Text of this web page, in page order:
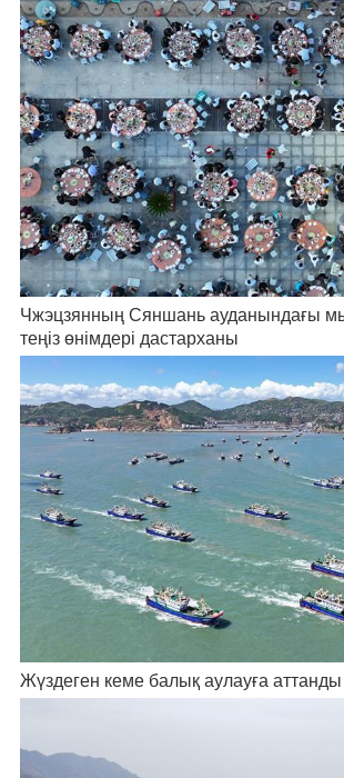
Чжэцзянның Сяншань ауданындағы
теңіз өнімдері дастарханы
Жүздеген кеме балық аулауға аттанды